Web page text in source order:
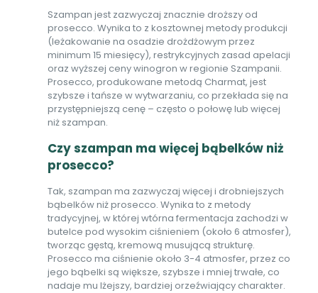
Szampan jest zazwyczaj znacznie droższy od
prosecco. Wynika to z kosztownej metody produkcji
(leżakowanie na osadzie drożdżowym przez
minimum 15 miesięcy), restrykcyjnych zasad apelacji
oraz wyższej ceny winogron w regionie Szampanii.
Prosecco, produkowane metodą Charmat, jest
szybsze i tańsze w wytwarzaniu, co przekłada się na
przystępniejszą cenę – często o połowę lub więcej
niż szampan.
Czy szampan ma więcej bąbelków niż
prosecco?
Tak, szampan ma zazwyczaj więcej i drobniejszych
bąbelków niż prosecco. Wynika to z metody
tradycyjnej, w której wtórna fermentacja zachodzi w
butelce pod wysokim ciśnieniem (około 6 atmosfer),
tworząc gęstą, kremową musującą strukturę.
Prosecco ma ciśnienie około 3-4 atmosfer, przez co
jego bąbelki są większe, szybsze i mniej trwałe, co
nadaje mu lżejszy, bardziej orzeźwiający charakter.